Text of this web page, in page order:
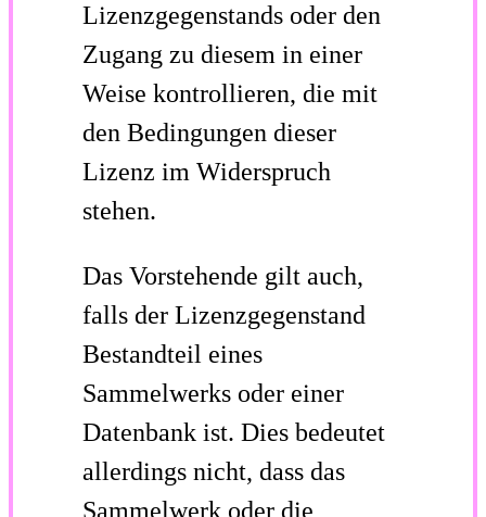
Lizenzgegenstands oder den
Zugang zu diesem in einer
Weise kontrollieren, die mit
den Bedingungen dieser
Lizenz im Widerspruch
stehen.
Das Vorstehende gilt auch,
falls der Lizenzgegenstand
Bestandteil eines
Sammelwerks oder einer
Datenbank ist. Dies bedeutet
allerdings nicht, dass das
Sammelwerk oder die